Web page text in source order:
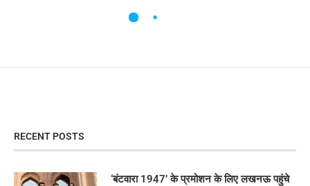
RECENT POSTS
‘बंटवारा 1947’ के प्रमोशन के लिए लखनऊ पहुंचे